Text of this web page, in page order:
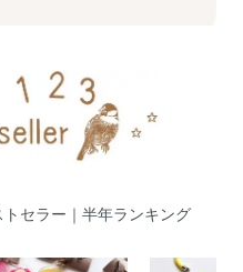
セラー｜半年ランキング